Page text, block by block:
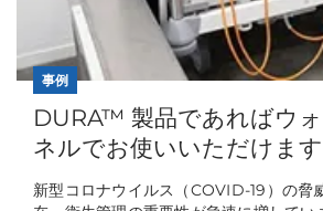
事例
DURA™ 製品であればウ
ネルでお使いいただけます
新型コロナウイルス（COVID-19）の脅